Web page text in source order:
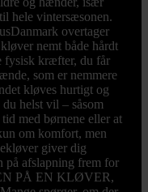
hele vintersæsonen.
overtager
nemt både hårdt
fysisk kræfter, du får
som er nemmere
kløves hurtigt og
helst vil – såsom
med børnene eller at
om komfort, men
giver dig
på afslapning frem for
PÅ EN KLØVER,